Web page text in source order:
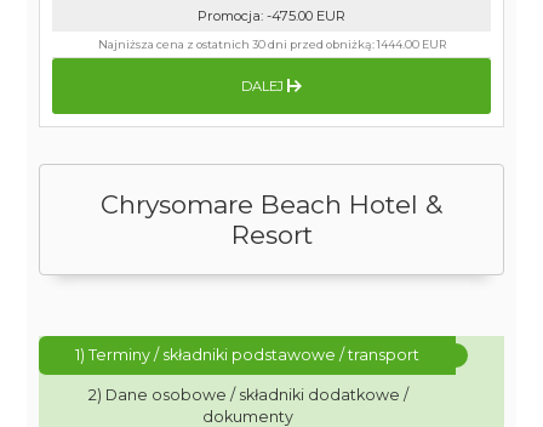
Chrysomare Beach Hotel &
Resort
1) Terminy / składniki podstawowe / transport
2) Dane osobowe / składniki dodatkowe /
dokumenty
Promocja: -475.00 EUR
Najniższa cena z ostatnich 30 dni przed obniżką:1444.00 EUR
DALEJ